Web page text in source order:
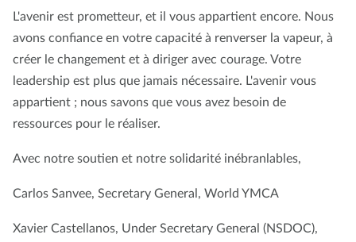
L'avenir est prometteur, et il vous appartient encore. Nous
avons confiance en votre capacité à renverser la vapeur, à
créer le changement et à diriger avec courage. Votre
leadership est plus que jamais nécessaire. L'avenir vous
appartient ; nous savons que vous avez besoin de
ressources pour le réaliser.
Avec notre soutien et notre solidarité inébranlables,
Carlos Sanvee, Secretary General, World YMCA
Xavier Castellanos, Under Secretary General (NSDOC),